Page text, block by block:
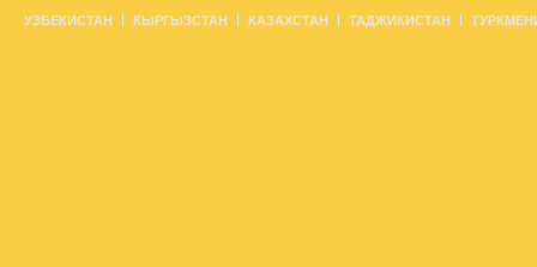
УЗБЕКИСТАН КЫРГЫЗСТАН КАЗАХСТАН ТАДЖИКИСТАН